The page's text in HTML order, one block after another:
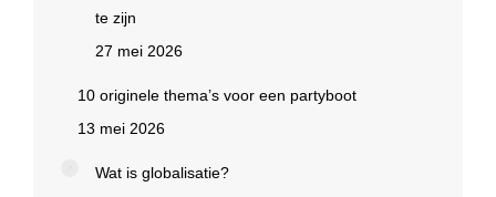
te zijn
27 mei 2026
10 originele thema’s voor een partyboot
13 mei 2026
Wat is globalisatie?